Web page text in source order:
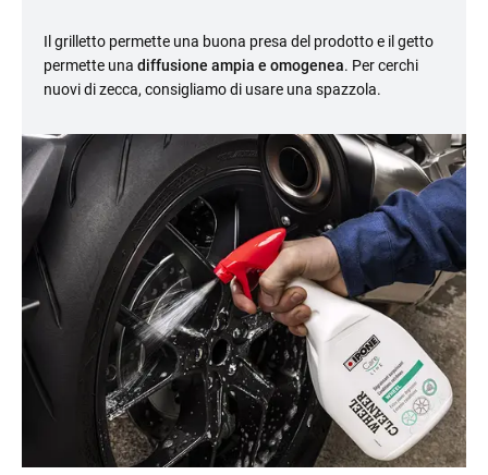
Il grilletto permette una buona presa del prodotto e il getto
permette una diffusione ampia e omogenea. Per cerchi
nuovi di zecca, consigliamo di usare una spazzola.